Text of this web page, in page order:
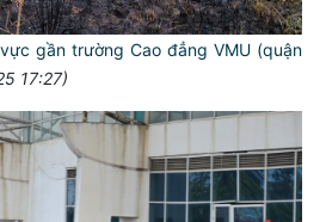
gần trường Cao đẳng VMU (quận
17:27)